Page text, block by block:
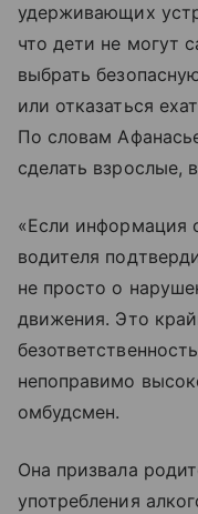
удерживающих
что дети не могут
выбрать
или отказаться
По словам
сделать взрослые,
«Если информация
водителя
не просто о
движения. Это
непоправимо
омбудсмен.
Она призвала
употребления